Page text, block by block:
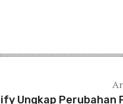
Ungkap Perubahan